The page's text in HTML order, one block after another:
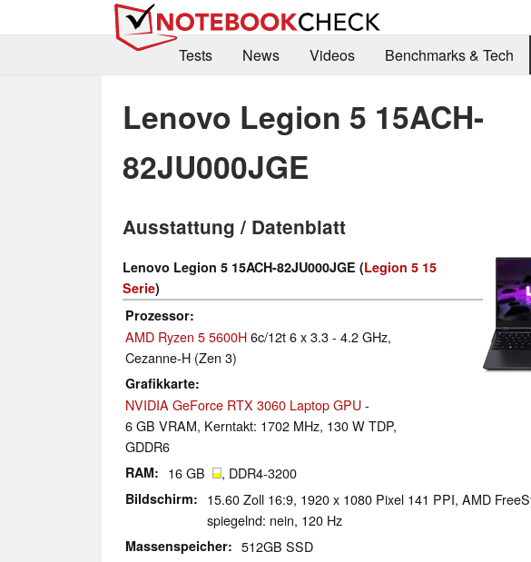
Tests
News Videos Benchmarks & Tech
Lenovo Legion 5 15ACH-
82JU000JGE
Ausstattung / Datenblatt
Lenovo Legion 5 15ACH-82JU000JGE (Legion 5 15
Serie)
Prozessor
AMD Ryzen 5 5600H6c/12t 6 x 3.3 - 4.2 GHz,
Cezanne-H (Zen 3)
Grafikkarte
NVIDIA GeForce RTX 3060 Laptop GPU-
6 GB VRAM, Kerntakt: 1702 MHz, 130 W TDP,
GDDR6
RAM 16 GB , DDR4-3200
Bildschirm
15.60 Zoll 16:9, 1920 x 1080 Pixel 141 PPI, AMD
spiegelnd: nein, 120 Hz
Massenspeicher 512GB SSD